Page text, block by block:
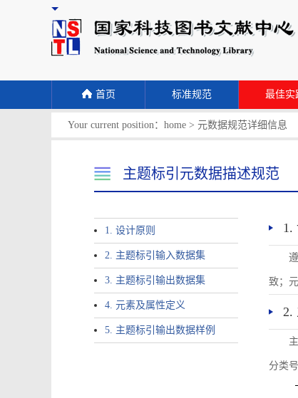
首页 标准规范 最佳实
Your current position： home > 元数据规范详细信息
主题标引元数据描述规范
1. 设计原则
2. 主题标引输入数据集
3. 主题标引输出数据集
4. 元素及属性定义
5. 主题标引输出数据样例
1.
致；
2.
分类